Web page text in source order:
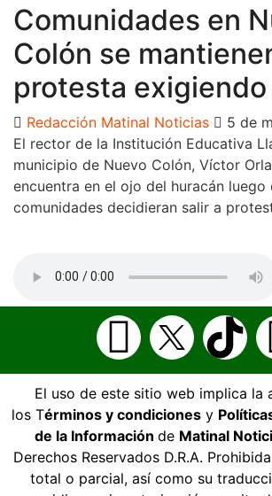
Comunidades en
Colón se
protesta exigiendo
Redacción Matinal Noticias
5 de
El rector de la Institución Educativa
municipio de Nuevo Colón, Víctor
encuentra en el ojo del huracán luego
comunidades decidieran salir a
El uso de este sitio web implica la
los Términos y condiciones y
de la Información de Matinal
Derechos Reservados D.R.A.
total o parcial, así como su